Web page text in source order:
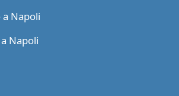
Napoli
Napoli